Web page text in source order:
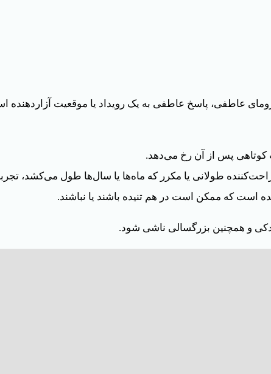
عاطفی، پاسخ عاطفی به یک رویداد یا موقعیت
پس از آن رخ می‌دهد.
طولانی یا مکرر که ماه‌ها یا سال‌ها طول می‌کشد،
است که ممکن است در هم تنیده باشند یا نباشند.
و همچنین بزرگسالی ناشی شود.